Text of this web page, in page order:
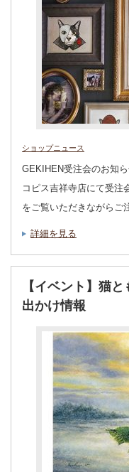
ショップニュース
GEKIHEN受注会のお知
コピス吉祥寺店にて受注
をご覧いただきながらご
詳細を見る
【イベント】猫
出かけ情報